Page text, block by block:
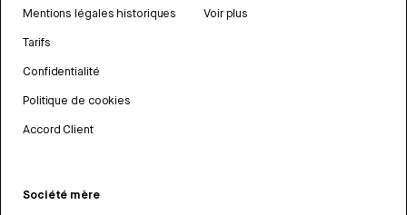
Mentions légales historiques
Tarifs
Confidentialité
Politique de cookies
Accord Client
Voir plus
Société mère